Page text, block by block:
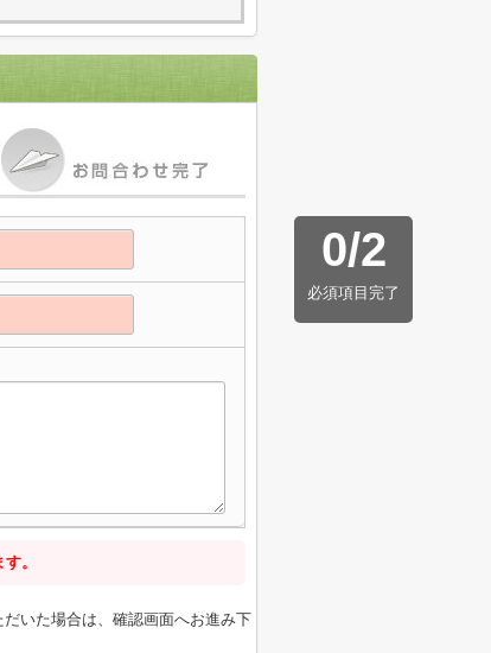
0/2
必須項目完了
。
いた場合は、確認画面へお進み下